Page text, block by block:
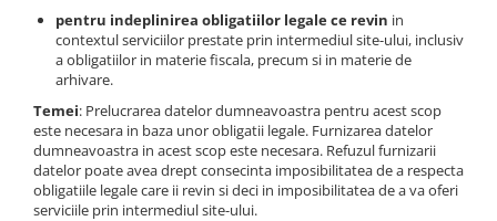
pentru indeplinirea obligatiilor legale ce revin in
contextul serviciilor prestate prin intermediul site-ului, inclusiv
a obligatiilor in materie fiscala, precum si in materie de
arhivare.
Temei: Prelucrarea datelor dumneavoastra pentru acest scop
este necesara in baza unor obligatii legale. Furnizarea datelor
dumneavoastra in acest scop este necesara. Refuzul furnizarii
datelor poate avea drept consecinta imposibilitatea de a respecta
obligatiile legale care ii revin si deci in imposibilitatea de a va oferi
serviciile prin intermediul site-ului.